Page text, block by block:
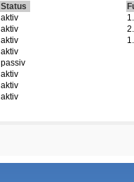
Status
aktiv
aktiv
aktiv
aktiv
passiv
aktiv
aktiv
aktiv